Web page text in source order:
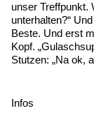
unser Treffpunkt.
unterhalten?“
Beste. Und erst
Kopf.
Stutzen: „Na ok,
Infos